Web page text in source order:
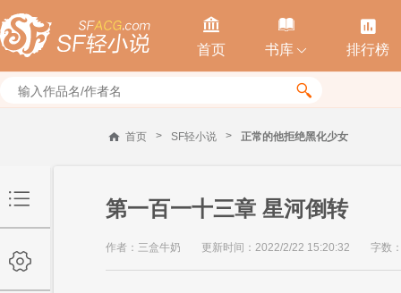

首页

书库 

排行榜

首页 > SF轻小说 > 正常的他拒绝黑化少女
第一百一十三章 星河倒转
作者：三盒牛奶 更新时间：2022/2/22 15:20:32 字数